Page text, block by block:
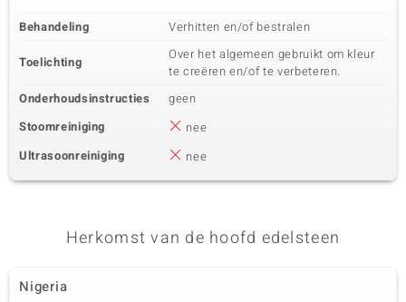
Behandeling Verhitten en/of bestralen
Toelichting
Over het algemeen gebruikt om kleur
te creëren en/of te verbeteren.
Onderhoudsinstructies
geen
Stoomreiniging
nee
Ultrasoonreiniging
nee
Herkomst van de hoofd edelsteen
Nigeria